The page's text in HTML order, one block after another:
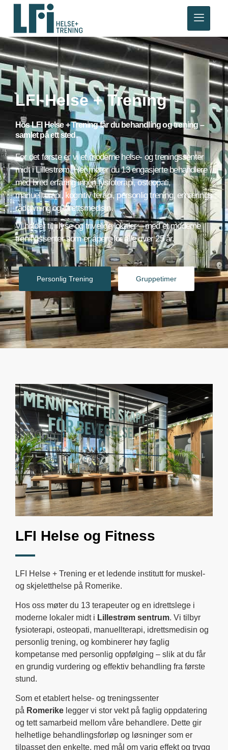
LFI Helse + Trening
Hos LFI Helse + Trening får du behandling og trening –
samlet på ett sted.
For det første er vi et moderne helse- og treningssenter
midt i Lillestrøm. Her møter du 13 engasjertebehandlere
med bred erfaring innenfysioterapi,osteopati,
manuellterapi, kognitiv terapi,personlig trening, ernærings
rådgivningogidrettsmedisin.
Vi holder til ilyse og trivelige lokaler– med et moderne
treningssenter som er åpent for alle over 25 år.
Personlig Trening Gruppetimer
LFI Helse og Fitness
LFI Helse + Trening er et ledende institutt for muskel-
og skjeletthelse på Romerike.
Hos oss møter du 13 terapeuter og en idrettslege i
moderne lokaler midt i Lillestrøm sentrum. Vi tilbyr
fysioterapi, osteopati, manuellterapi, idrettsmedisin og
personlig trening, og kombinerer høy faglig
kompetanse med personlig oppfølging – slik at du får
en grundig vurdering og effektiv behandling fra første
stund.
Som et etablert helse- og treningssenter
på Romerike legger vi stor vekt på faglig oppdatering
og tett samarbeid mellom våre behandlere. Dette gir
helhetlige behandlingsforløp og løsninger som er
tilpasset den enkelte, med mål om varig effekt og trygg